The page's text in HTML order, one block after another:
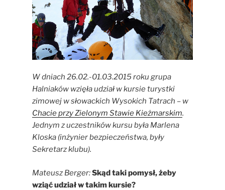
W dniach 26.02.-01.03.2015 roku grupa
Halniaków wzięła udział w kursie turystki
zimowej w słowackich Wysokich Tatrach – w
Chacie przy Zielonym Stawie Kieżmarskim.
Jednym z uczestników kursu była Marlena
Kloska (inżynier bezpieczeństwa, były
Sekretarz klubu).
Mateusz Berger:Skąd taki pomysł, żeby
wziąć udział w takim kursie?